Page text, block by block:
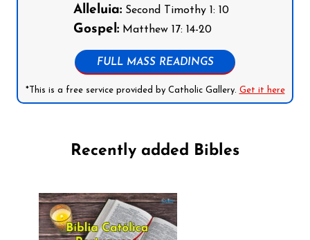
Alleluia:Second Timothy 1: 10
Gospel:Matthew 17: 14-20
FULL MASS READINGS
*This is a free service provided by Catholic Gallery. Get it here
Recently added Bibles